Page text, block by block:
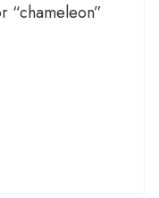
“chameleon”